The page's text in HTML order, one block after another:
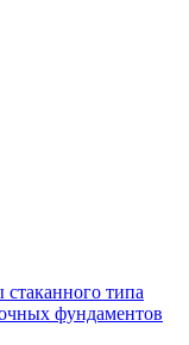
типа
фундаментов